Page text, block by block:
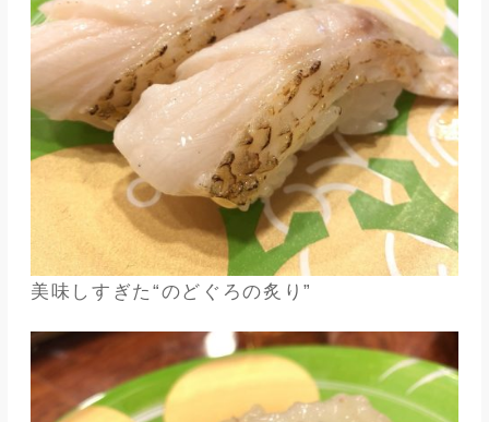
美味しすぎた“のどぐろの炙り”